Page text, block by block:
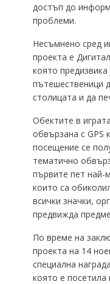
достъп до
проблеми.
Несъмнено сред
проекта е
която
пътешественици
столицата и да
Обектите в
обвързана с GPS
посещение се
тематично
първите пет най-
които са
всички значки,
предвижда
По време на
проекта на 14
специална
която е